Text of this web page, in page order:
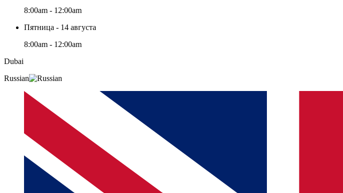
8:00am - 12:00am
Пятница - 14 августа
8:00am - 12:00am
Dubai
Russian